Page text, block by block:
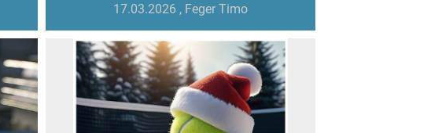
17.03.2026 , Feger Timo